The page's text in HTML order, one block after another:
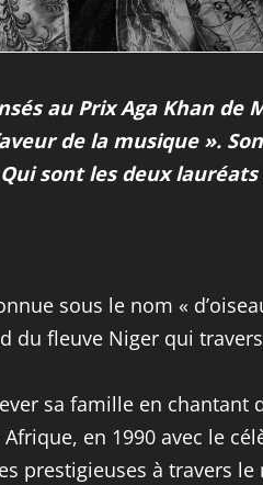
au Prix Aga Khan de
de la musique ».
sont les deux lauréats
sous le nom «
fleuve Niger qui
sa famille en
en 1990 avec le
prestigieuses à travers